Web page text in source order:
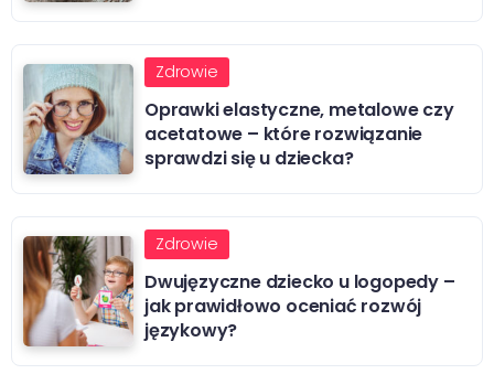
Zdrowie
Oprawki elastyczne, metalowe czy
acetatowe – które rozwiązanie
sprawdzi się u dziecka?
Zdrowie
Dwujęzyczne dziecko u logopedy –
jak prawidłowo oceniać rozwój
językowy?